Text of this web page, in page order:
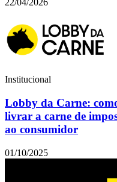
Institucional
Lobby da Carne:
livrar a carne de
ao consumidor
01/10/2025